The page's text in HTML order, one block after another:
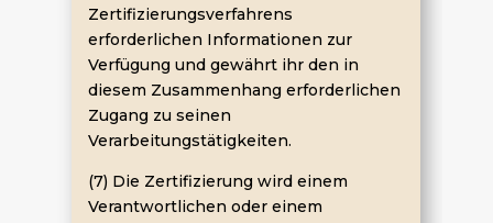
Zertifizierungsverfahrens
erforderlichen Informationen zur
Verfügung und gewährt ihr den in
diesem Zusammenhang erforderlichen
Zugang zu seinen
Verarbeitungstätigkeiten.
(7) Die Zertifizierung wird einem
Verantwortlichen oder einem